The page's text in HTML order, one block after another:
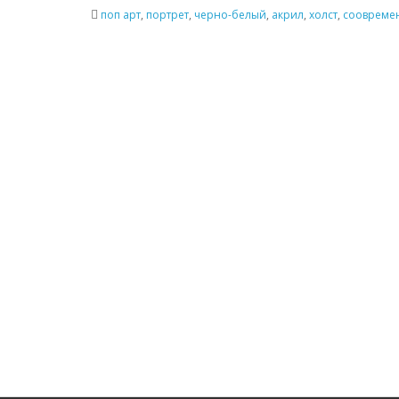
поп арт, портрет, черно-белый, акрил, холст,